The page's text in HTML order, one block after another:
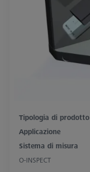
Tipologia di prodotto
Applicazione
Sistema di misura
O-INSPECT